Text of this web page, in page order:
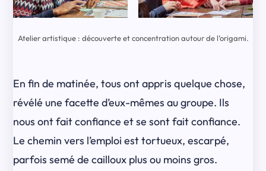
Atelier artistique : découverte et concentration autour de l’origami.
En fin de matinée, tous ont appris quelque chose,
révélé une facette d’eux-mêmes au groupe. Ils
nous ont fait confiance et se sont fait confiance.
Le chemin vers l’emploi est tortueux, escarpé,
parfois semé de cailloux plus ou moins gros.